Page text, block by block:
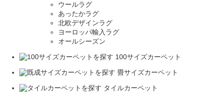
ウールラグ
あったかラグ
北欧デザインラグ
ヨーロッパ輸入ラグ
オールシーズン
100サイズカーペット
畳サイズカーペット
タイルカーペット